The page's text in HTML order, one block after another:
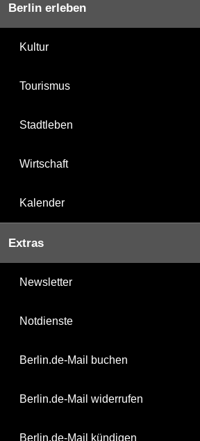
Berlin erleben
Kultur
Tourismus
Stadtleben
Wirtschaft
Kalender
Extras
Newsletter
Notdienste
Berlin.de-Mail buchen
Berlin.de-Mail widerrufen
Berlin.de-Mail kündigen